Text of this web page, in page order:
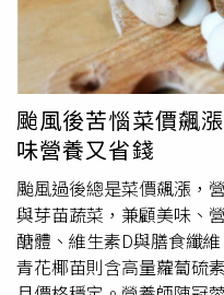
台，「那一刻更堅定了
年，他們強調不會為自己
動，把每一場演出做到最
話：「這次大概是睽違兩
很長一段時間，但我們全
夠再度站在台灣歌迷面前
演出當天，大家能把這兩
們也已經準備好用全力迎
謝大家！」MAN WITH A
THE WORLD 2025 - ASIA
颱風後苦惱菜價飆
味營養又省錢
颱風過後總是菜價飆漲，
與芽苗蔬菜，兼顧美味、
醣體、維生素D與膳食纖
青花椰苗則含高量蘿蔔硫